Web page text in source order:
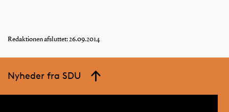
Redaktionen afsluttet: 26.09.2014
Nyheder fra SDU